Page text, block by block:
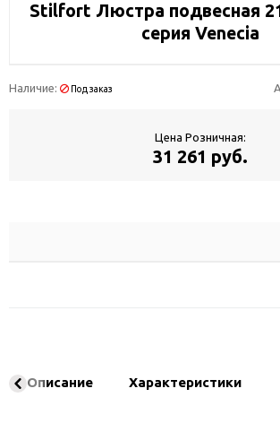
Stilfort Люстра подвесная
серия Venecia
Наличие: Под заказ
Цена Розничная:
31 261 руб.
Описание Характеристики